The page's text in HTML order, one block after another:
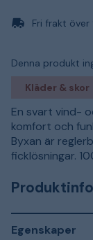
Fri frakt
Denna produkt
Kläder & skor
En svart vind-
komfort och
Byxan är
ficklösningar.
Egenskaper